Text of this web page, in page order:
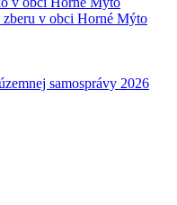
zberu v obci Horné Mýto
samosprávy 2026